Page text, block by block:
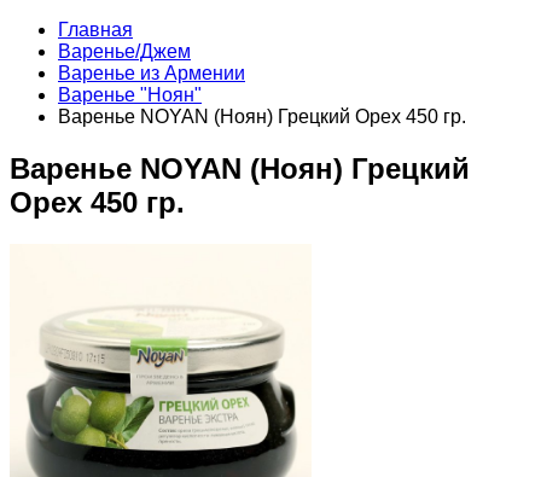
Главная
Варенье/Джем
Варенье из Армении
Варенье "Ноян"
Варенье NOYAN (Ноян) Грецкий Орех 450 гр.
Варенье NOYAN (Ноян) Грецкий
Орех 450 гр.